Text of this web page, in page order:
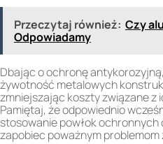
Przeczytaj również: Czy
Odpowiadamy
Dbając o ochronę
żywotność metalowych
zmniejszając koszty związane z
Pamiętaj, że odpowiednio
stosowanie powłok
zapobiec poważnym